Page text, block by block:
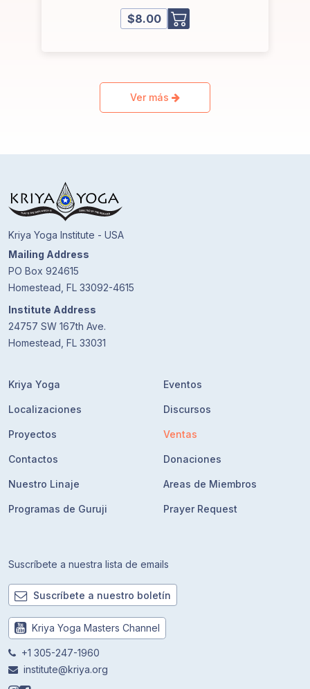
$8.00
Ver más
Kriya Yoga Institute - USA
Mailing Address
PO Box 924615
Homestead, FL 33092-4615
Institute Address
24757 SW 167th Ave.
Homestead, FL 33031
Kriya Yoga
Localizaciones
Proyectos
Contactos
Nuestro Linaje
Programas de Guruji
Eventos
Discursos
Ventas
Donaciones
Areas de Miembros
Prayer Request
Suscríbete a nuestra lista de emails
Suscríbete a nuestro boletín
Kriya Yoga Masters Channel
+1 305-247-1960
institute@kriya.org